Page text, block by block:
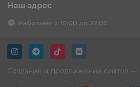
Наш адрес
Работаем с 10:00 до 22:00
Создание и продвижение сайтов —